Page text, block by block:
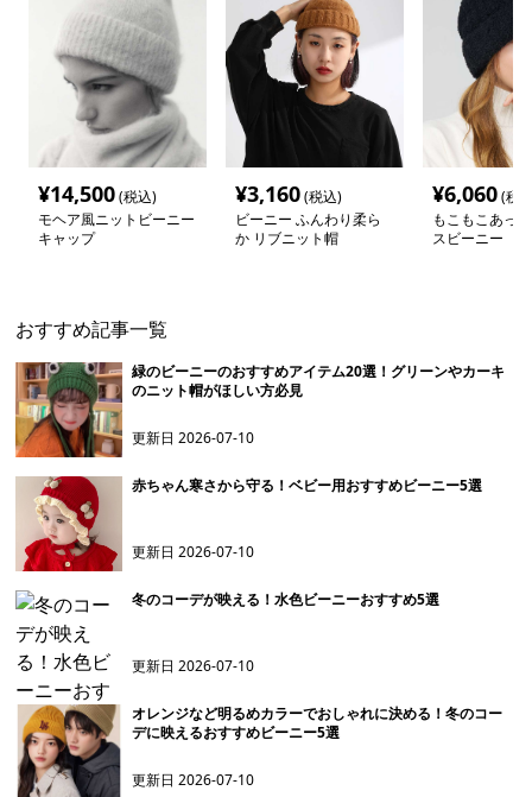
¥14,500(税込)
モヘア風ニットビーニー
キャップ
¥3,160(税込)
ビーニー ふんわり柔ら
か リブニット帽
¥6,060(税
もこもこあっ
スビーニー
おすすめ記事一覧
緑のビーニーのおすすめアイテム20選！グリーンやカーキ
のニット帽がほしい方必見
更新日2026-07-10
赤ちゃん寒さから守る！ベビー用おすすめビーニー5選
更新日2026-07-10
冬のコーデが映える！水色ビーニーおすすめ5選
更新日2026-07-10
オレンジなど明るめカラーでおしゃれに決める！冬のコー
デに映えるおすすめビーニー5選
更新日2026-07-10